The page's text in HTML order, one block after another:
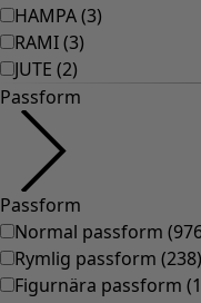
Shoppa stilen
Klassisk och allmoge